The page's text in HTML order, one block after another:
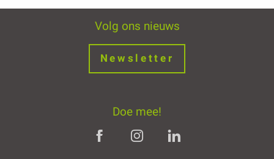
Volg ons nieuws
Newsletter
Doe mee!